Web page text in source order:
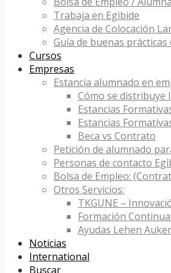
Trabaja en Egibide
Agencia de Colocación
Guía de buenas
Cursos
Empresas
Estancia alumnado en
Cómo se distribuye
Estancias
Estancias
Beca vs Contrato
Petición de alumnado
Personas de contacto
Bolsa de Empleo:
Otros Servicios:
TKGUNE –
Formación
Ayudas Lehen
Noticias
International
Buscar